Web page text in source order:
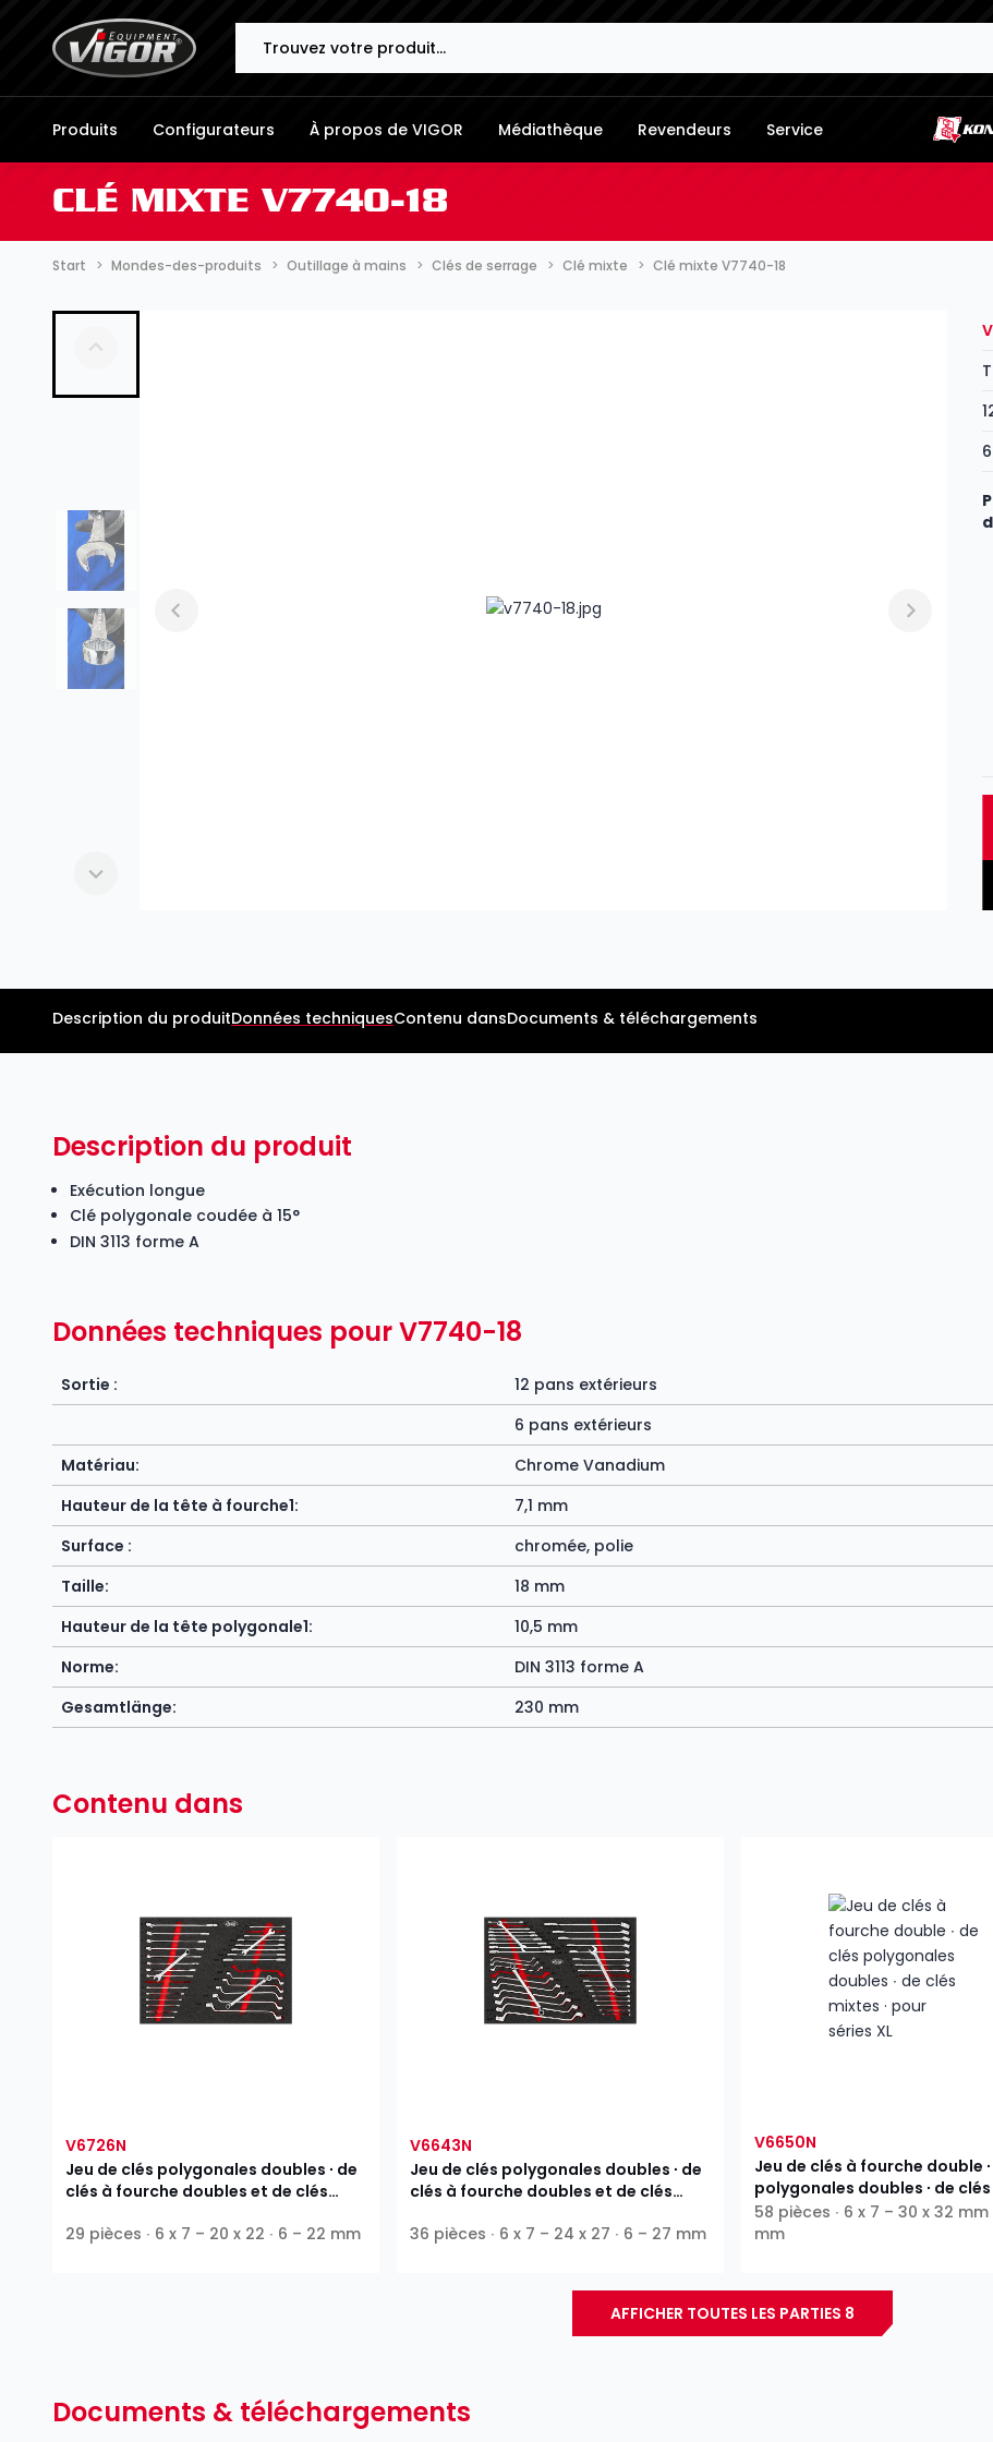
Produits Configurateurs À propos de VIGOR Médiathèque Revendeurs Service
CLÉ MIXTE V7740-18
Start Mondes-des-produits Outillage à mains Clés de serrage Clé mixte Clé mixte V7740-18
Description du produitDonnées techniquesContenu dansDocuments & téléchargements
Description du produit
Exécution longue
Clé polygonale coudée à 15°
DIN 3113 forme A
Données techniques pour V7740-18
Sortie :
12 pans extérieurs
6 pans extérieurs
Matériau:
Chrome Vanadium
Hauteur de la tête à fourche1:
7,1 mm
Surface :
chromée, polie
Taille:
18 mm
Hauteur de la tête polygonale1:
10,5 mm
Norme:
DIN 3113 forme A
Gesamtlänge:
230 mm
Contenu dans
V6726N
Jeu de clés polygonales doubles ∙ de
clés à fourche doubles et de clés
29 pièces ∙ 6 x 7 – 20 x 22 ∙ 6 – 22 mm
V6643N
Jeu de clés polygonales doubles ∙ de
clés à fourche doubles et de clés
36 pièces ∙ 6 x 7 – 24 x 27 ∙ 6 – 27 mm
V6650N
Jeu de clés à fourche double
polygonales doubles ∙ de
· pour séries XL
58 pièces ∙ 6 x 7 – 30 x 32 mm
mm
AFFICHER TOUTES LES PARTIES 8
Documents & téléchargements